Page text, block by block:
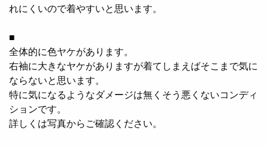
れにくいので着やすいと思います。
■
全体的に色ヤケがあります。
右袖に大きなヤケがありますが着てしまえばそこまで気に
ならないと思います。
特に気になるようなダメージは無くそう悪くないコンディ
ションです。
詳しくは写真からご確認ください。